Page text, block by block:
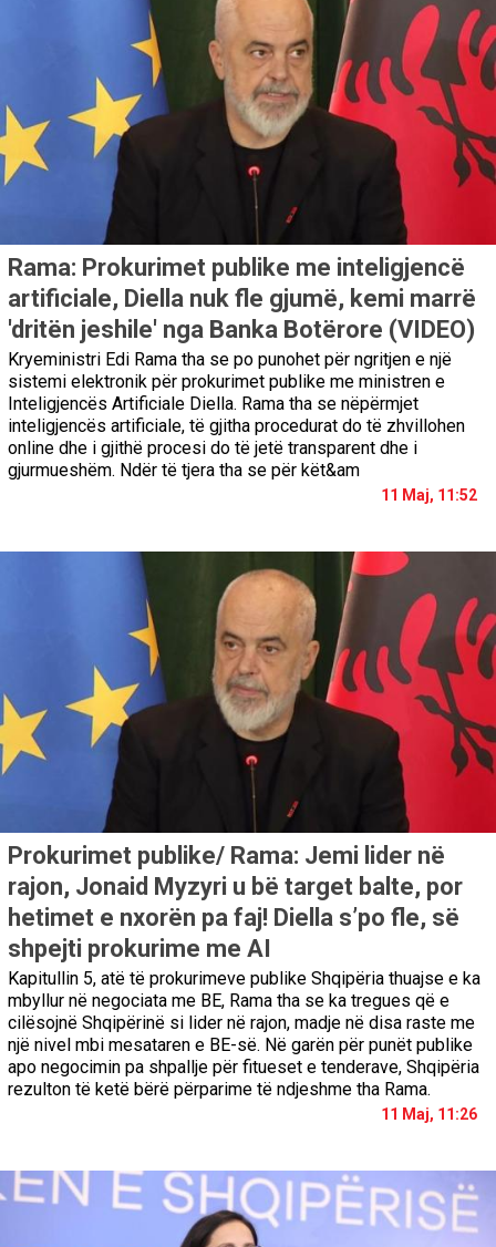
Rama: Prokurimet publike me inteligjencë
artificiale, Diella nuk fle gjumë, kemi marrë
'dritën jeshile' nga Banka Botërore (VIDEO)
Kryeministri Edi Rama tha se po punohet për ngritjen e një
sistemi elektronik për prokurimet publike me ministren e
Inteligjencës Artificiale Diella. Rama tha se nëpërmjet
inteligjencës artificiale, të gjitha procedurat do të zhvillohen
online dhe i gjithë procesi do të jetë transparent dhe i
gjurmueshëm. Ndër të tjera tha se për kët&am
11 Maj, 11:52
Prokurimet publike/ Rama: Jemi lider në
rajon, Jonaid Myzyri u bë target balte, por
hetimet e nxorën pa faj! Diella s’po fle, së
shpejti prokurime me AI
Kapitullin 5, atë të prokurimeve publike Shqipëria thuajse e ka
mbyllur në negociata me BE, Rama tha se ka tregues që e
cilësojnë Shqipërinë si lider në rajon, madje në disa raste me
një nivel mbi mesataren e BE-së. Në garën për punët publike
apo negocimin pa shpallje për fitueset e tenderave, Shqipëria
rezulton të ketë bërë përparime të ndjeshme tha Rama.
11 Maj, 11:26